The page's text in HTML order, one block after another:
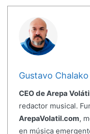
Gustavo
CEO de Arepa
redactor musical.
ArepaVolatil.com,
en música